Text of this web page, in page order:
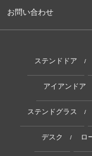
お問い合わせ
ステンドドア /
アイアンドア
ステンドグラス /
デスク / ロ